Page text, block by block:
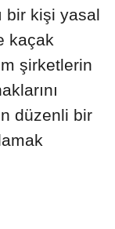
bir kişi yasal
kaçak
şirketlerin
düzenli bir